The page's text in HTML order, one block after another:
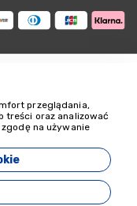
przeglądania,
treści oraz analizować
na używanie